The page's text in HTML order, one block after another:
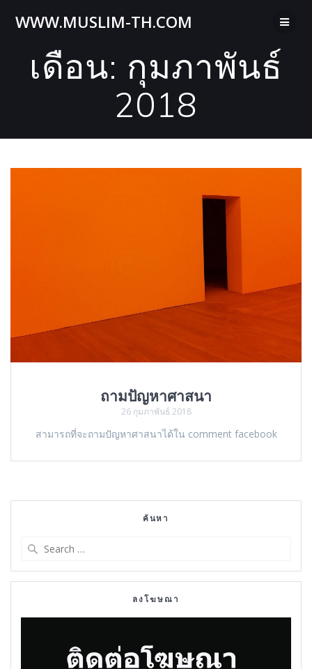
to
WWW.MUSLIM-TH.COM
เดือน: กุมภาพันธ์
2018
ถามปัญหาศาสนา
26 กุมภาพันธ์ 2018
สามารถที่จะถามปัญหาศาสนาได้ใน comment facebook
ค้นหา
ลงโฆษณา